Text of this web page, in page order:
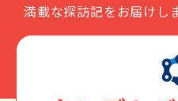
満載な探訪記をお届けし